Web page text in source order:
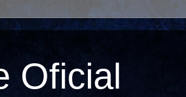
Oficial